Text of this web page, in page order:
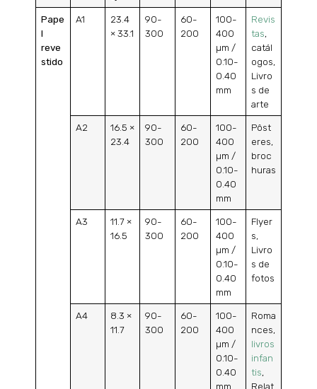
Pape
l
reve
stido
A1
23.4
× 33.1
90-
300
60-
200
100-
400
µm /
0.10-
0.40
mm
Revis
tas,
catál
ogos,
Livro
s de
arte
A2
16.5 ×
23.4
90-
300
60-
200
100-
400
µm /
0.10-
0.40
mm
Pôst
eres,
broc
huras
A3
11.7 ×
16.5
90-
300
60-
200
100-
400
µm /
0.10-
0.40
mm
Flyer
s,
Livro
s de
fotos
A4
8.3 ×
11.7
90-
300
60-
200
100-
400
µm /
0.10-
0.40
mm
Roma
nces,
livros
infan
tis,
Relat